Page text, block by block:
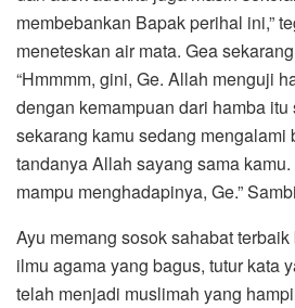
membebankan Bapak perihal ini,”
meneteskan air mata. Gea
“Hmmmm, gini, Ge. Allah menguji
dengan kemampuan dari hamba
sekarang kamu sedang mengalami
tandanya Allah sayang sama
mampu menghadapinya, Ge.”
Ayu memang sosok sahabat
ilmu agama yang bagus, tutur kata
telah menjadi muslimah yang